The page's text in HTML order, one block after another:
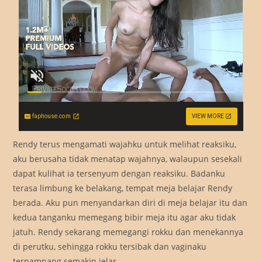
faphouse.com VIEW MORE
Rendy terus mengamati wajahku untuk melihat reaksiku,
aku berusaha tidak menatap wajahnya, walaupun sesekali
dapat kulihat ia tersenyum dengan reaksiku. Badanku
terasa limbung ke belakang, tempat meja belajar Rendy
berada. Aku pun menyandarkan diri di meja belajar itu dan
kedua tanganku memegang bibir meja itu agar aku tidak
jatuh. Rendy sekarang memegangi rokku dan menekannya
di perutku, sehingga rokku tersibak dan vaginaku